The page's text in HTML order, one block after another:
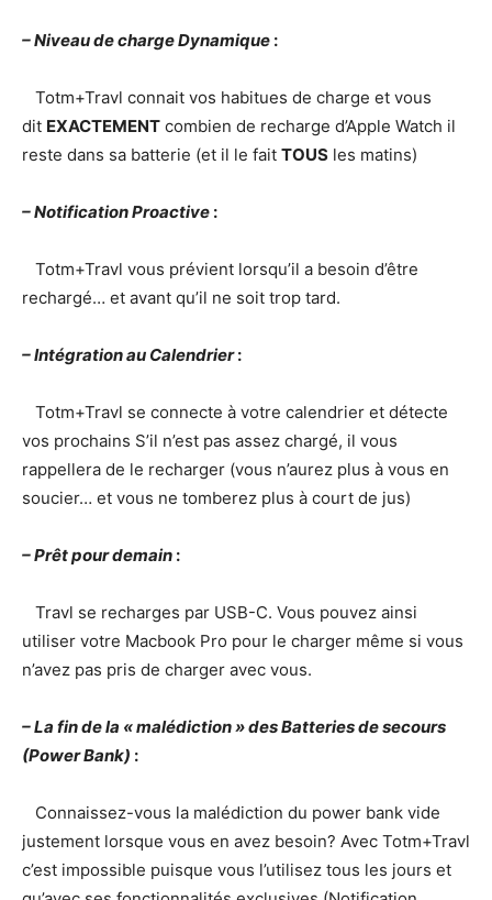
– Niveau de charge Dynamique :
Totm+Travl connait vos habitues de charge et vous
dit EXACTEMENT combien de recharge d’Apple Watch il
reste dans sa batterie (et il le fait TOUS les matins)
– Notification Proactive :
Totm+Travl vous prévient lorsqu’il a besoin d’être
rechargé… et avant qu’il ne soit trop tard.
– Intégration au Calendrier:
Totm+Travl se connecte à votre calendrier et détecte
vos prochains S’il n’est pas assez chargé, il vous
rappellera de le recharger (vous n’aurez plus à vous en
soucier… et vous ne tomberez plus à court de jus)
– Prêt pour demain :
Travl se recharges par USB-C. Vous pouvez ainsi
utiliser votre Macbook Pro pour le charger même si vous
n’avez pas pris de charger avec vous.
– La fin de la « malédiction » des Batteries de secours
(Power Bank) :
Connaissez-vous la malédiction du power bank vide
justement lorsque vous en avez besoin? Avec Totm+Travl
c’est impossible puisque vous l’utilisez tous les jours et